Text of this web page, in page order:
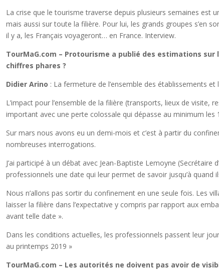
La crise que le tourisme traverse depuis plusieurs semaines est
mais aussi sur toute la filière. Pour lui, les grands groupes s’en
il y a, les Français voyageront… en France. Interview.
TourMaG.com – Protourisme a publié des estimations
chiffres phares ?
Didier Arino : La fermeture de l’ensemble des établissements
L’impact pour l’ensemble de la filière (transports, lieux de
important avec une perte colossale qui dépasse au minimum les
Sur mars nous avons eu un demi-mois et c’est à partir du
nombreuses interrogations.
J’ai participé à un débat avec Jean-Baptiste Lemoyne
professionnels une date qui leur permet de savoir jusqu’à
Nous n’allons pas sortir du confinement en une seule fois. Les
laisser la filière dans l’expectative y compris par rapport aux
avant telle date ».
Dans les conditions actuelles, les professionnels passent leur
au printemps 2019 »
TourMaG.com – Les autorités ne doivent pas avoir de